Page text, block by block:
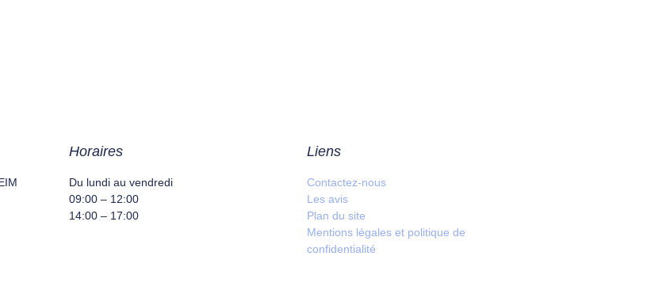
Horaires
Du lundi au vendredi
09:00 – 12:00
14:00 – 17:00
Liens
Contactez-nous
Les avis
Plan du site
Mentions légales et politique de
confidentialité